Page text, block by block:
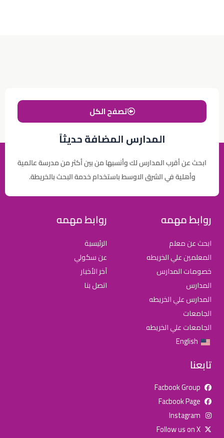
المدارس المضافة حديثاً
ابحث عن أقرب المدارس لك وأنسبها من بين أكثر من مدرسة عالمية
وأهلية في الشرق الاوسط باستخدام خدمة البحث بالخريطة.
تصفح الكل
روابط مهمه
ابحث عن معلم
المعلمين علي الخريطه
خصومات المدارس
المدارس
المدارس علي الخريطه
الجامعات
الجامعات علي الخريطه
English
روابط مهمه
الرئيسية
عن سكولي
آخر الأخبار
اتصل بنا
تابعنا
Facbook Group
Facbook Page
Instagram
Follow us on X
للإعلان على منصة سكولي وجروب مدارس عالمية وأهلية يشرفنا